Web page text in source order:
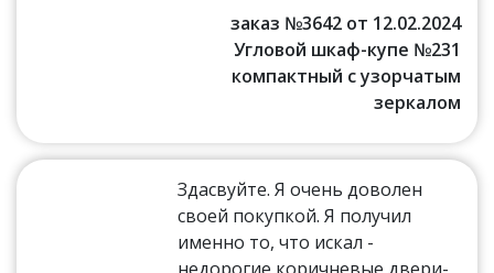
заказ №3642 от 12.02.2024
Угловой шкаф-купе №231
компактный с узорчатым
зеркалом
Здасвуйте. Я очень доволен
своей покупкой. Я получил
именно то, что искал -